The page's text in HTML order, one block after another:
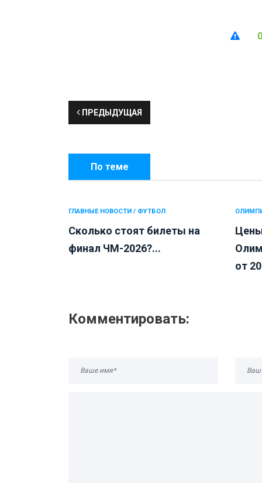
0
ПРЕДЫДУЩАЯ
По теме
ГЛАВНЫЕ НОВОСТИ / ФУТБОЛ
Cколько стоят билеты на
финал ЧМ-2026?...
от
Комментировать: